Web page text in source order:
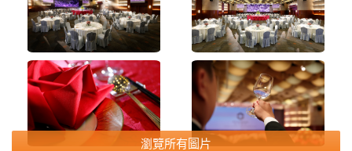
瀏覽所有圖片